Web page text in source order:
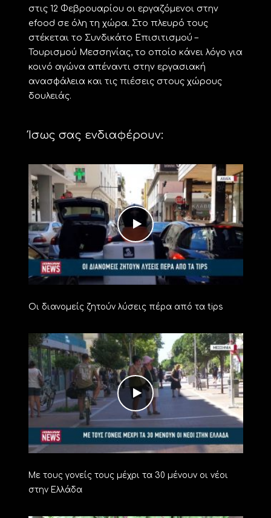
στις 12 Φεβρουαρίου οι εργαζόμενοι στην
efood σε όλη τη χώρα. Στο πλευρό τους
στέκεται το Συνδικάτο Επισιτισμού –
Τουρισμού Μεσσηνίας, το οποίο κάνει λόγο για
κοινό αγώνα απέναντι στην εργασιακή
ανασφάλεια και τις πιέσεις στους χώρους
δουλειάς.
Ίσως σας ενδιαφέρουν:
Οι διανομείς ζητούν λύσεις πέρα από τα tips
Με τους γονείς τους μέχρι τα 30 μένουν οι νέοι
στην Ελλάδα